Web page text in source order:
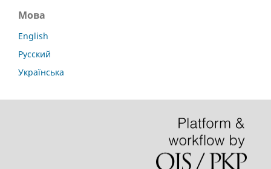
Мова
English
Русский
Українська